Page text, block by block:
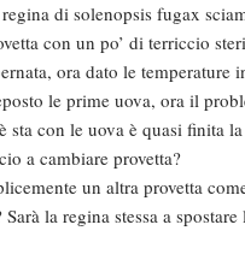
di solenopsis fugax
con un po’ di terriccio
ora dato le temperature
le prime uova, ora il
sta con le uova è quasi finita
a cambiare provetta?
un altra provetta
la regina stessa a spostare